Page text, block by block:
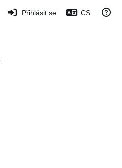
Přihlásit se CS